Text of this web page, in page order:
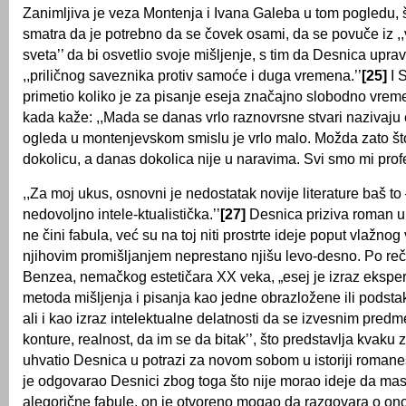
Zanimljiva je veza Montenja i Ivana Galeba u tom pogledu,
smatra da je potrebno da se čovek osami, da se povuče iz
sveta’’ da bi osvetlio svoje mišljenje, s tim da Desnica
,,priličnog saveznika protiv samoće i duga vremena.’’[25] I
primetio koliko je za pisanje eseja značajno slobodno
kada kaže: ,,Mada se danas vrlo raznovrsne stvari nazivaju
ogleda u montenjevskom smislu je vrlo malo. Možda zato
dokolicu, a danas dokolica nije u naravima. Svi smo mi
,,Za moj ukus, osnovni je nedostatak novije literature baš to
nedovoljno intele-ktualistička.’’[27] Desnica priziva roman
ne čini fabula, već su na toj niti prostrte ideje poput vlažnog
njihovim promišljanjem neprestano njišu levo-desno. Po
Benzea, nemačkog estetičara XX veka, „esej je izraz
metoda mišljenja i pisanja kao jedne obrazložene ili
ali i kao izraz intelektualne delatnosti da se izvesnim
konture, realnost, da im se da bitak’’, što predstavlja kvaku
uhvatio Desnica u potrazi za novom sobom u istoriji
je odgovarao Desnici zbog toga što nije morao ideje da
alegorične fabule, on je otvoreno mogao da razgovara o